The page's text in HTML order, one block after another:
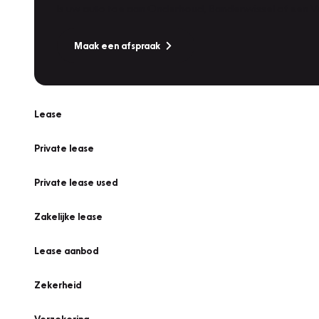
Maak een afspraak
Lease
Private lease
Private lease used
Zakelijke lease
Lease aanbod
Zekerheid